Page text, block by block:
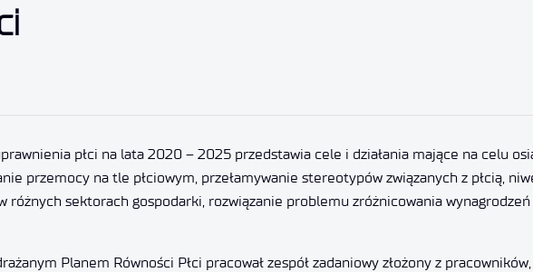
płci na lata 2020 – 2025 przedstawia cele i działania mające na celu
przemocy na tle płciowym, przełamywanie stereotypów związanych z płcią,
różnych sektorach gospodarki, rozwiązanie problemu zróżnicowania
Planem Równości Płci pracował zespół zadaniowy złożony z